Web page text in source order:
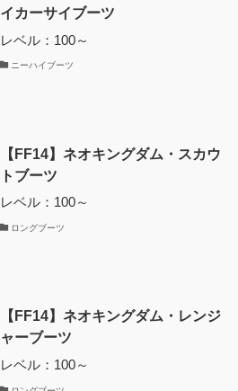
イカーサイブーツ
レベル：100～
ニーハイブーツ
【FF14】ネオキングダム・スカウ
トブーツ
レベル：100～
ロングブーツ
【FF14】ネオキングダム・レンジ
ャーブーツ
レベル：100～